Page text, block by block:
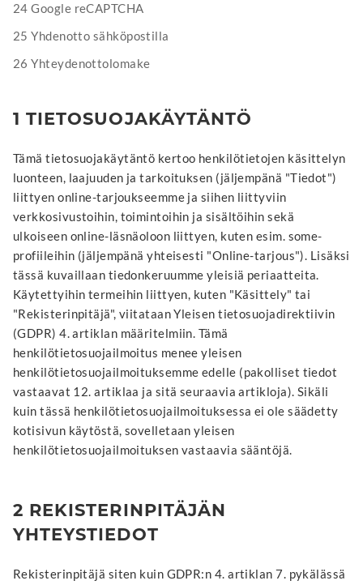
24 Google reCAPTCHA
25 Yhdenotto sähköpostilla
26 Yhteydenottolomake
1 TIETOSUOJAKÄYTÄNTÖ
Tämä tietosuojakäytäntö kertoo henkilötietojen käsittelyn
luonteen, laajuuden ja tarkoituksen (jäljempänä "Tiedot")
liittyen online-tarjoukseemme ja siihen liittyviin
verkkosivustoihin, toimintoihin ja sisältöihin sekä
ulkoiseen online-läsnäoloon liittyen, kuten esim. some-
profiileihin (jäljempänä yhteisesti "Online-tarjous"). Lisäksi
tässä kuvaillaan tiedonkeruumme yleisiä periaatteita.
Käytettyihin termeihin liittyen, kuten "Käsittely" tai
"Rekisterinpitäjä", viitataan Yleisen tietosuojadirektiivin
(GDPR) 4. artiklan määritelmiin. Tämä
henkilötietosuojailmoitus menee yleisen
henkilötietosuojailmoituksemme edelle (pakolliset tiedot
vastaavat 12. artiklaa ja sitä seuraavia artikloja). Sikäli
kuin tässä henkilötietosuojailmoituksessa ei ole säädetty
kotisivun käytöstä, sovelletaan yleisen
henkilötietosuojailmoituksen vastaavia sääntöjä.
2 REKISTERINPITÄJÄN
YHTEYSTIEDOT
Rekisterinpitäjä siten kuin GDPR:n 4. artiklan 7. pykälässä